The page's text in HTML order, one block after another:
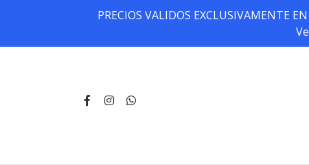
PRECIOS VALIDOS EXCLUSIVAMENTE